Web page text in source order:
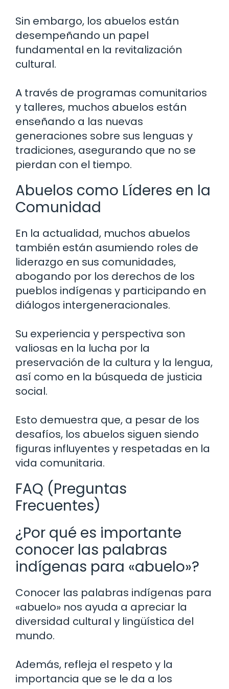
Sin embargo, los abuelos están
desempeñando un papel
fundamental en la revitalización
cultural.
A través de programas comunitarios
y talleres, muchos abuelos están
enseñando a las nuevas
generaciones sobre sus lenguas y
tradiciones, asegurando que no se
pierdan con el tiempo.
Abuelos como Líderes en la
Comunidad
En la actualidad, muchos abuelos
también están asumiendo roles de
liderazgo en sus comunidades,
abogando por los derechos de los
pueblos indígenas y participando en
diálogos intergeneracionales.
Su experiencia y perspectiva son
valiosas en la lucha por la
preservación de la cultura y la lengua,
así como en la búsqueda de justicia
social.
Esto demuestra que, a pesar de los
desafíos, los abuelos siguen siendo
figuras influyentes y respetadas en la
vida comunitaria.
FAQ (Preguntas
Frecuentes)
¿Por qué es importante
conocer las palabras
indígenas para «abuelo»?
Conocer las palabras indígenas para
«abuelo» nos ayuda a apreciar la
diversidad cultural y lingüística del
mundo.
Además, refleja el respeto y la
importancia que se le da a los